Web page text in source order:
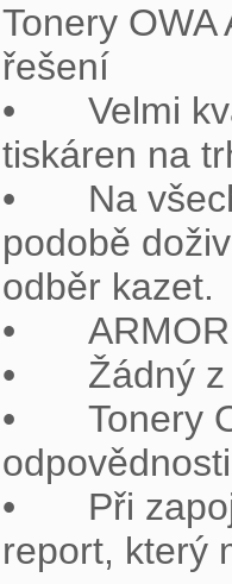
Tonery
řešení
•	Velmi kvalitní řada tonerových kazet OWA ARMOR do téměř všech
tiskáren na
•	Na všechny tonery OWA ARMOR je poskytován bezkonkurenční servis v
podobě
odběr kazet.
•	ARMOR ručí za kvalitu tisku.
•	Žádný z tonerů OWA ARMOR neporušuje patentové právo.
•	Tonery OWA ARMOR vám umožňují splnit požadavky společenské
•	Při zapojení se do programu OWA získáváte automaticky tzv. Materiálový
report, který